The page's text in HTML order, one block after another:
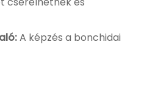
A képzés a bonchidai